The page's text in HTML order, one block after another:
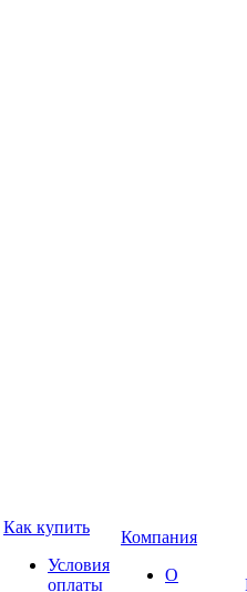
Как купить
Условия
оплаты
Компания
О